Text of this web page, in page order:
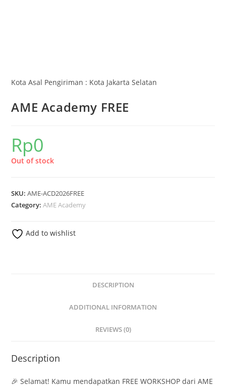
Kota Asal Pengiriman : Kota Jakarta Selatan
AME Academy FREE
Rp0
Out of stock
SKU:AME-ACD2026FREE
Category:AME Academy
Add to wishlist
DESCRIPTION
ADDITIONAL INFORMATION
REVIEWS (0)
Description
🎉 Selamat! Kamu mendapatkan FREE WORKSHOP dari AME